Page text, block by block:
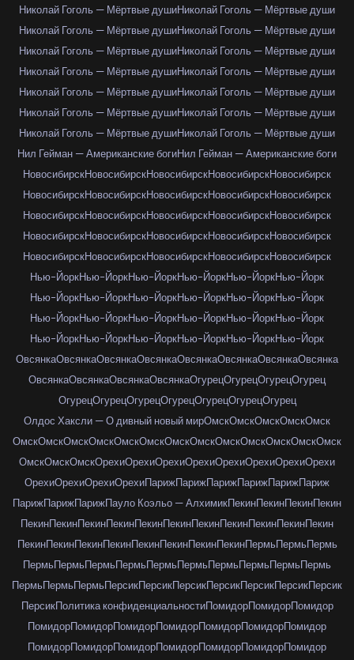
Николай Гоголь — Мёртвые душиНиколай Гоголь — Мёртвые души
Николай Гоголь — Мёртвые душиНиколай Гоголь — Мёртвые души
Николай Гоголь — Мёртвые душиНиколай Гоголь — Мёртвые души
Николай Гоголь — Мёртвые душиНиколай Гоголь — Мёртвые души
Николай Гоголь — Мёртвые душиНиколай Гоголь — Мёртвые души
Николай Гоголь — Мёртвые душиНиколай Гоголь — Мёртвые души
Николай Гоголь — Мёртвые душиНиколай Гоголь — Мёртвые души
Нил Гейман — Американские богиНил Гейман — Американские боги
НовосибирскНовосибирскНовосибирскНовосибирскНовосибирск
НовосибирскНовосибирскНовосибирскНовосибирскНовосибирск
НовосибирскНовосибирскНовосибирскНовосибирскНовосибирск
НовосибирскНовосибирскНовосибирскНовосибирскНовосибирск
НовосибирскНовосибирскНовосибирскНовосибирскНовосибирск
Нью-ЙоркНью-ЙоркНью-ЙоркНью-ЙоркНью-ЙоркНью-Йорк
Нью-ЙоркНью-ЙоркНью-ЙоркНью-ЙоркНью-ЙоркНью-Йорк
Нью-ЙоркНью-ЙоркНью-ЙоркНью-ЙоркНью-ЙоркНью-Йорк
Нью-ЙоркНью-ЙоркНью-ЙоркНью-ЙоркНью-ЙоркНью-Йорк
ОвсянкаОвсянкаОвсянкаОвсянкаОвсянкаОвсянкаОвсянкаОвсянка
ОвсянкаОвсянкаОвсянкаОвсянкаОгурецОгурецОгурецОгурец
ОгурецОгурецОгурецОгурецОгурецОгурецОгурец
Олдос Хаксли — О дивный новый мирОмскОмскОмскОмскОмск
ОмскОмскОмскОмскОмскОмскОмскОмскОмскОмскОмскОмскОмск
ОмскОмскОмскОрехиОрехиОрехиОрехиОрехиОрехиОрехиОрехи
ОрехиОрехиОрехиОрехиПарижПарижПарижПарижПарижПариж
ПарижПарижПарижПауло Коэльо — АлхимикПекинПекинПекинПекин
ПекинПекинПекинПекинПекинПекинПекинПекинПекинПекинПекин
ПекинПекинПекинПекинПекинПекинПекинПекинПермьПермьПермь
ПермьПермьПермьПермьПермьПермьПермьПермьПермьПермь
ПермьПермьПермьПерсикПерсикПерсикПерсикПерсикПерсикПерсик
ПерсикПолитика конфиденциальностиПомидорПомидорПомидор
ПомидорПомидорПомидорПомидорПомидорПомидорПомидор
ПомидорПомидорПомидорПомидорПомидорПомидорПомидор